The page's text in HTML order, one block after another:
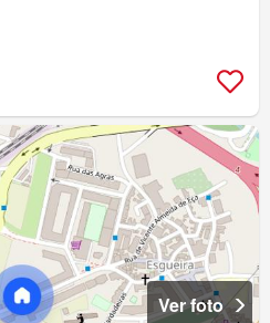
Ver foto